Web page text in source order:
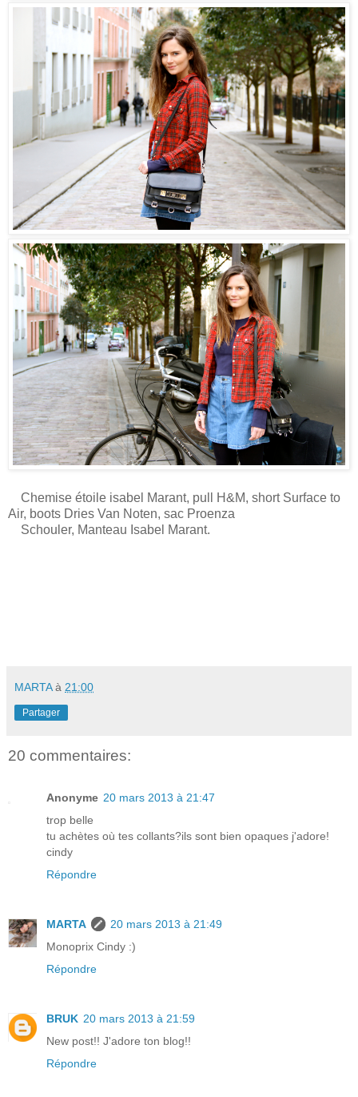
Chemise étoile isabel Marant, pull H&M, short Surface to
Air, boots Dries Van Noten, sac Proenza
Schouler, Manteau Isabel Marant.
MARTA à 21:00
Partager
20 commentaires:
Anonyme 20 mars 2013 à 21:47
trop belle
tu achètes où tes collants?ils sont bien opaques j'adore!
cindy
Répondre
MARTA
20 mars 2013 à 21:49
Monoprix Cindy :)
Répondre
BRUK 20 mars 2013 à 21:59
New post!! J'adore ton blog!!
Répondre